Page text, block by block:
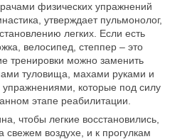
физических упражнений
утверждает пульмонолог,
легких. Если есть
велосипед, степпер – это
тренировки можно заменить
туловища, махами руками и
которые под силу
этапе реабилитации.
чтобы легкие восстановились,
свежем воздухе, и к прогулкам